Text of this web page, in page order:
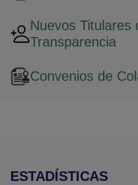
Nuevos Titulares
Transparencia
Convenios de
ESTADÍSTICAS